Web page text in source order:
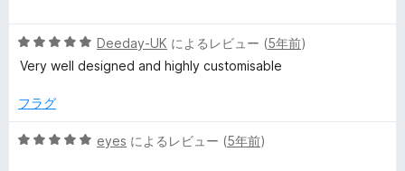
中
5
評
5
段
中
の
Deeday-UK によるレビュー (5年前)
Very well designed and highly customisable
フラグ
5
eyes によるレビュー (5年前)